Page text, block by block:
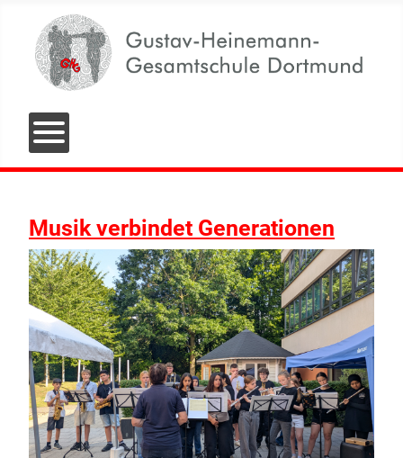
Musik verbindet Generationen